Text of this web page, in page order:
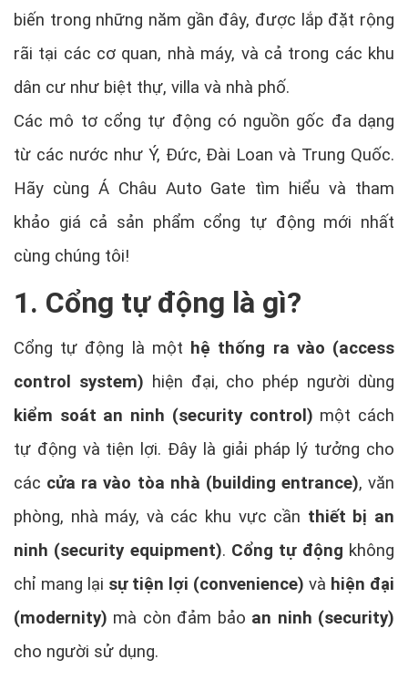
biến trong những năm gần đây, được lắp đặt rộng
rãi tại các cơ quan, nhà máy, và cả trong các khu
dân cư như biệt thự, villa và nhà phố.
Các mô tơ cổng tự động có nguồn gốc đa dạng
từ các nước như Ý, Đức, Đài Loan và Trung Quốc.
Hãy cùng Á Châu Auto Gate tìm hiểu và tham
khảo giá cả sản phẩm cổng tự động mới nhất
cùng chúng tôi!
1. Cổng tự động là gì?
Cổng tự động là một hệ thống ra vào (access
control system) hiện đại, cho phép người dùng
kiểm soát an ninh (security control) một cách
tự động và tiện lợi. Đây là giải pháp lý tưởng cho
các cửa ra vào tòa nhà (building entrance), văn
phòng, nhà máy, và các khu vực cần thiết bị an
ninh (security equipment). Cổng tự động không
chỉ mang lại sự tiện lợi (convenience) và hiện đại
(modernity) mà còn đảm bảo an ninh (security)
cho người sử dụng.